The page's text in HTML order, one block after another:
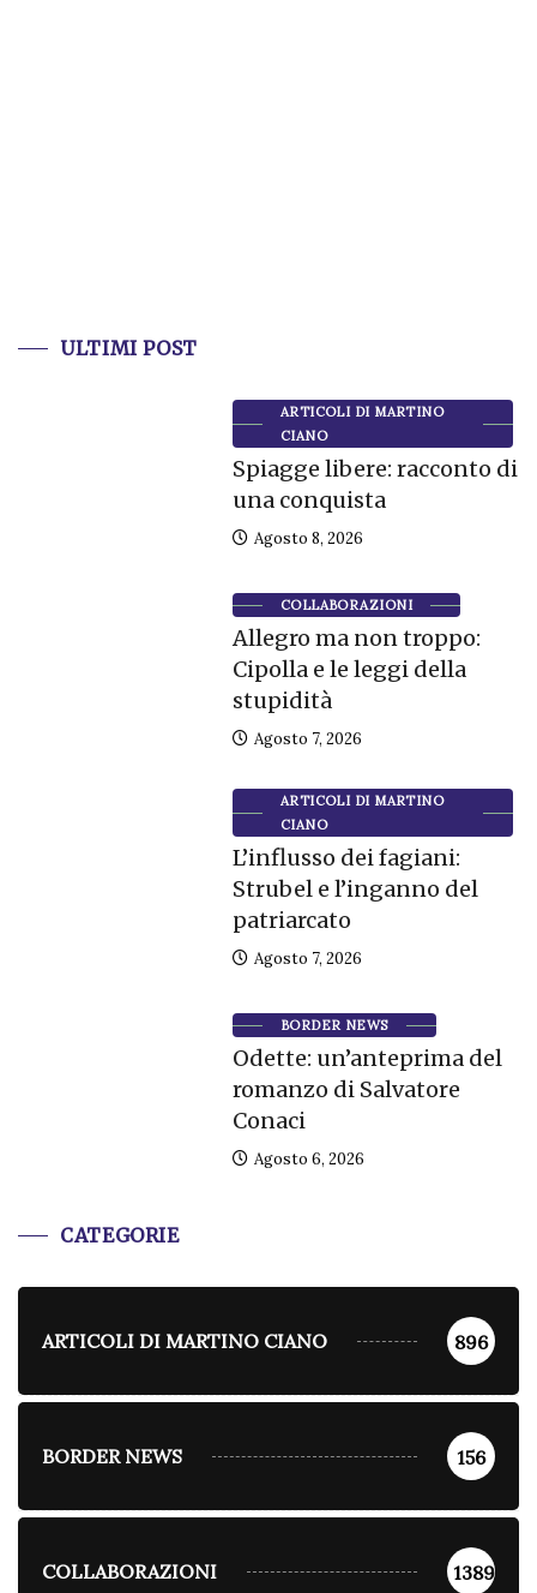
ULTIMI POST
ARTICOLI DI MARTINO
CIANO
Spiagge libere: racconto di
una conquista
Agosto 8, 2026
COLLABORAZIONI
Allegro ma non troppo:
Cipolla e le leggi della
stupidità
Agosto 7, 2026
ARTICOLI DI MARTINO
CIANO
L’influsso dei fagiani:
Strubel e l’inganno del
patriarcato
Agosto 7, 2026
BORDER NEWS
Odette: un’anteprima del
romanzo di Salvatore
Conaci
Agosto 6, 2026
CATEGORIE
ARTICOLI DI MARTINO CIANO 896
BORDER NEWS 156
COLLABORAZIONI 1389